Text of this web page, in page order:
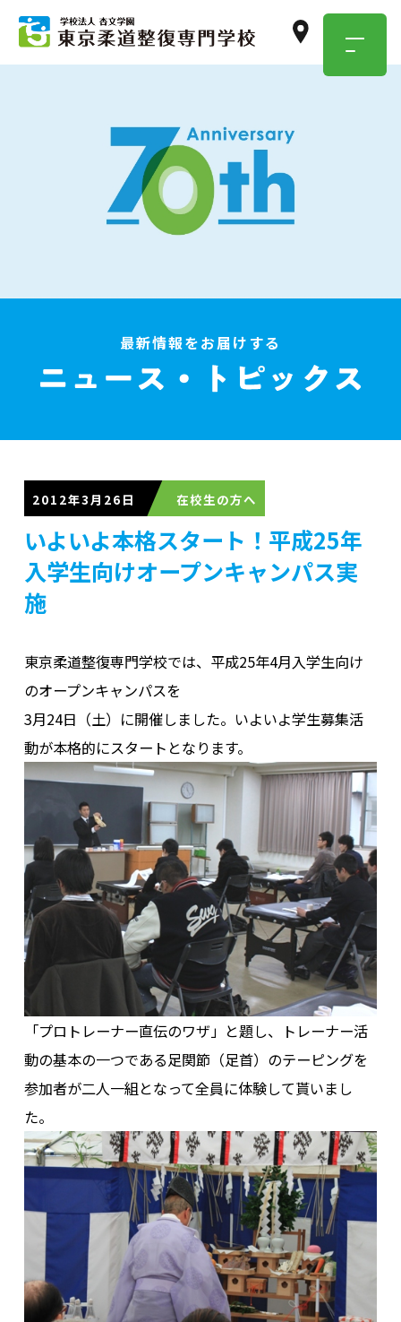
TOKYO JUSEN
OPEN
CAMPUS
学校のこと・職業のこと、
資料請求
学校案内
学部紹介
実習施設
入学案内
資格・就職
その他
最新情報をお届けする
2012年3月26日
いよいよ本格スタート！平成25年
入学生向けオープンキャンパス実
施
東京柔道整復専門学校では、平成25年4月入学生向け
のオープンキャンパスを
3月24日（土）に開催しました。いよいよ学生募集活
動が本格的にスタートとなります。
「プロトレーナー直伝のワザ」と題し、トレーナー活
動の基本の一つである足関節（足首）のテーピングを
参加者が二人一組となって全員に体験して貰いまし
た。